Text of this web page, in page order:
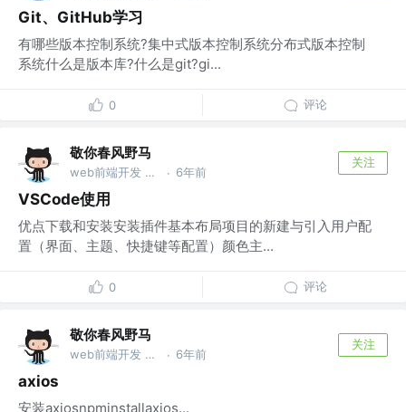
Git、GitHub学习
有哪些版本控制系统?集中式版本控制系统分布式版本控制
系统什么是版本库?什么是git?gi...
0 评论
敬你春风野马
web前端开发 @wu · 6年前
关注
VSCode使用
优点下载和安装安装插件基本布局项目的新建与引入用户配
置（界面、主题、快捷键等配置）颜色主...
0 评论
敬你春风野马
web前端开发 @wu · 6年前
关注
axios
安装axiosnpminstallaxios...